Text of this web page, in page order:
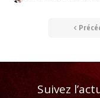
Suivez